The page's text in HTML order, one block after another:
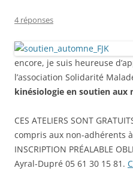
4 réponses
encore, je suis heureuse
l’association Solidarité
kinésiologie en soutien aux
CES ATELIERS SONT
compris aux non-adhérents à
INSCRIPTION PRÉALABLE
Ayral-Dupré 05 61 30 15 81.